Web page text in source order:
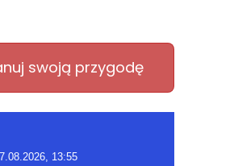
swoją przygodę